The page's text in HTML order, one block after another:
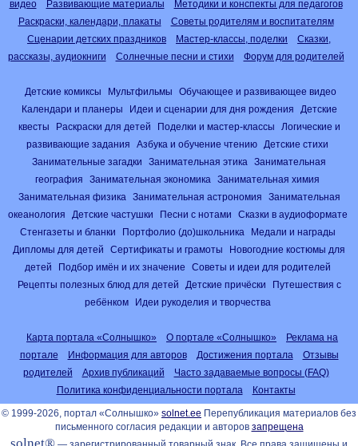
видео
Развивающие материалы
Методики и конспекты для педагогов
Раскраски, календари, плакаты
Советы родителям и воспитателям
Сценарии детских праздников
Мастер-классы, поделки
Сказки,
рассказы, аудиокниги
Солнечные песни и стихи Форум для родителей
Детские комиксы Мультфильмы
Обучающее и развивающее видео
Календари и планеры
Идеи и сценарии для дня рождения
Детские
квесты
Раскраски для детей Поделки и мастер-классы
Логические и
развивающие задания
Азбука и обучение чтению
Детские стихи
Занимательные загадки
Занимательная этика
Занимательная
география
Занимательная экономика
Занимательная химия
Занимательная физика
Занимательная астрономия
Занимательная
океанология
Детские частушки Песни с нотами
Сказки в аудиоформате
Стенгазеты и бланки
Портфолио (до)школьника
Медали и награды
Дипломы для детей
Сертификаты и грамоты
Новогодние костюмы для
детей
Подбор имён и их значение
Советы и идеи для родителей
Рецепты полезных блюд для детей
Детские причёски
Путешествия с
ребёнком
Идеи рукоделия и творчества
Карта портала «Солнышко» О портале «Солнышко»
Реклама на
портале
Информация для авторов Достижения портала
Отзывы
родителей
Архив публикаций
Часто задаваемые вопросы (FAQ)
Политика конфиденциальности портала
Контакты
© 1999-2026, портал «Солнышко» solnet.ee Перепубликация материалов без
письменного согласия редакции и авторов запрещена